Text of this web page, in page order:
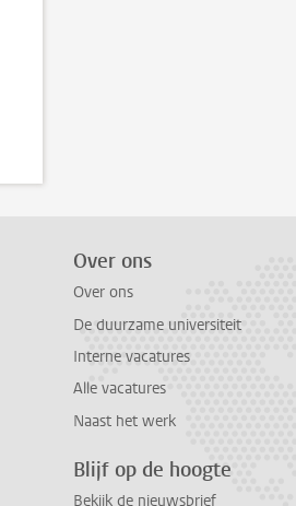
Over ons
Over ons
De duurzame universiteit
Interne vacatures
Alle vacatures
Naast het werk
Blijf op de hoogte
Bekijk de nieuwsbrief